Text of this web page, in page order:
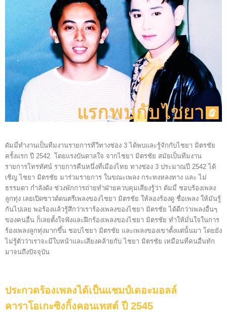
ดัมมี่ทำงานเป็นทีมงานรายการทีวีทางช่อง 3 ได้พบและรู้จักกับไชยา มิตรชัย
ครั้งแรก ปี 2542 โดยแรงบันดาลใจ จากไชยา มิตรชัย สมัยเป็นทีมงาน
รายการโทรทัศน์ รายการคืนหนึ่งที่เมืองไทย ทางช่อง 3 ประมาณปี 2542 ได้
เชิญ ไชยา มิตรชัย มาร่วมรายการ ในขณะเพลง กระทงหลงทาง และ ไม่
ธรรมดา กำลังดัง ช่วงพักการถ่ายทำฝ่ายควบคุมเสียงรู้ว่า ดัมมี่ ชอบร้องเพลง
ลูกทุ่ง เลยเปิดซาวด์ดนตรีเพลงของไชยา มิตรชัย ให้ลองร้องดู ชื่อเพลง ให้มันรู้
กันไปเลย พอร้องแล้วรู้สึกว่าเราร้องเพลงของไชยา มิตรชัย ได้ดีกว่าเพลงอื่นๆ
ของคนอื่น ก็เลยตั้งใจฟังและฝึกร้องเพลงของไชยา มิตรชัย ทำให้มั่นใจในการ
ร้องเพลงลูกทุ่งมากขึ้น ชอบไชยา มิตรชัย และเพลงของเขาตั้งแต่นั้นมา โดยยัง
ไม่รู้ตัวว่าเราจะมีใบหน้าและเสียงคล้ายกับ ไชยา มิตรชัย เหมือนที่คนอื่นทัก
มาจนถึงปัจจุบัน
ประกวดร้องเพลงได้เป็นแชมป์เดอะมอลล์
คาราโอเกะซิงกิ้งคอนเทสต์ ปี 2545